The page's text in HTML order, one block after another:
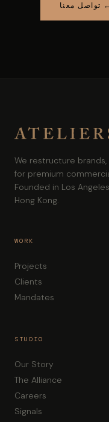
تواصل معنا ←
We restructure
for premium
Founded in Los
Hong Kong.
WORK
Projects
Clients
Mandates
STUDIO
Our Story
The Alliance
Careers
Signals